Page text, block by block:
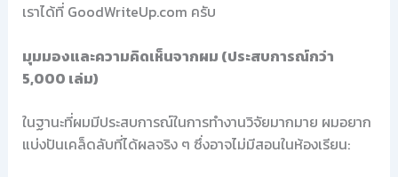
เราได้ที่ GoodWriteUp.com ครับ
มุมมองและความคิดเห็นจากผม (ประสบการณ์กว่า
5,000 เล่ม)
ในฐานะที่ผมมีประสบการณ์ในการทำงานวิจัยมากมาย ผมอยาก
แบ่งปันเคล็ดลับที่ได้ผลจริง ๆ ซึ่งอาจไม่มีสอนในห้องเรียน: